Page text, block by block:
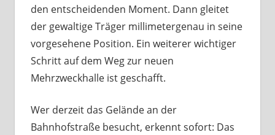
den entscheidenden Moment. Dann gleitet
der gewaltige Träger millimetergenau in seine
vorgesehene Position. Ein weiterer wichtiger
Schritt auf dem Weg zur neuen
Mehrzweckhalle ist geschafft.
Wer derzeit das Gelände an der
Bahnhofstraße besucht, erkennt sofort: Das